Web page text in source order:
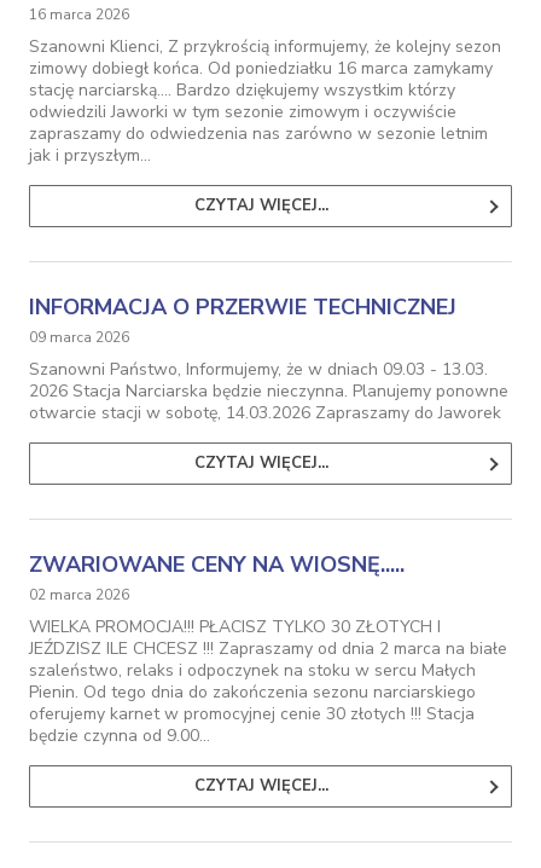
16 marca 2026
Szanowni Klienci, Z przykrością informujemy, że kolejny sezon
zimowy dobiegł końca. Od poniedziałku 16 marca zamykamy
stację narciarską.... Bardzo dziękujemy wszystkim którzy
odwiedzili Jaworki w tym sezonie zimowym i oczywiście
zapraszamy do odwiedzenia nas zarówno w sezonie letnim
jak i przyszłym…
CZYTAJ WIĘCEJ...
INFORMACJA O PRZERWIE TECHNICZNEJ
09 marca 2026
Szanowni Państwo, Informujemy, że w dniach 09.03 - 13.03.
2026 Stacja Narciarska będzie nieczynna. Planujemy ponowne
otwarcie stacji w sobotę, 14.03.2026 Zapraszamy do Jaworek
CZYTAJ WIĘCEJ...
ZWARIOWANE CENY NA WIOSNĘ.....
02 marca 2026
WIELKA PROMOCJA!!! PŁACISZ TYLKO 30 ZŁOTYCH I
JEŹDZISZ ILE CHCESZ !!! Zapraszamy od dnia 2 marca na białe
szaleństwo, relaks i odpoczynek na stoku w sercu Małych
Pienin. Od tego dnia do zakończenia sezonu narciarskiego
oferujemy karnet w promocyjnej cenie 30 złotych !!! Stacja
będzie czynna od 9.00…
CZYTAJ WIĘCEJ...